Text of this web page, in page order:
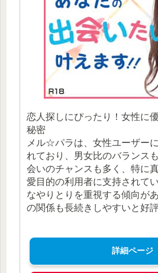
恋人探しにぴったり！女性に
秘密
メル☆パラは、女性ユーザー
れており、男女比のバランス
会いのチャンスも多く、特に
愛目的の利用者に支持されて
なやりとりを重視する傾向が
の関係も長続きしやすいと好評
詳細ページ